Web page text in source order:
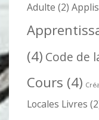
Adulte (2)
(4) Code de
Cours (4)
Locales Livres